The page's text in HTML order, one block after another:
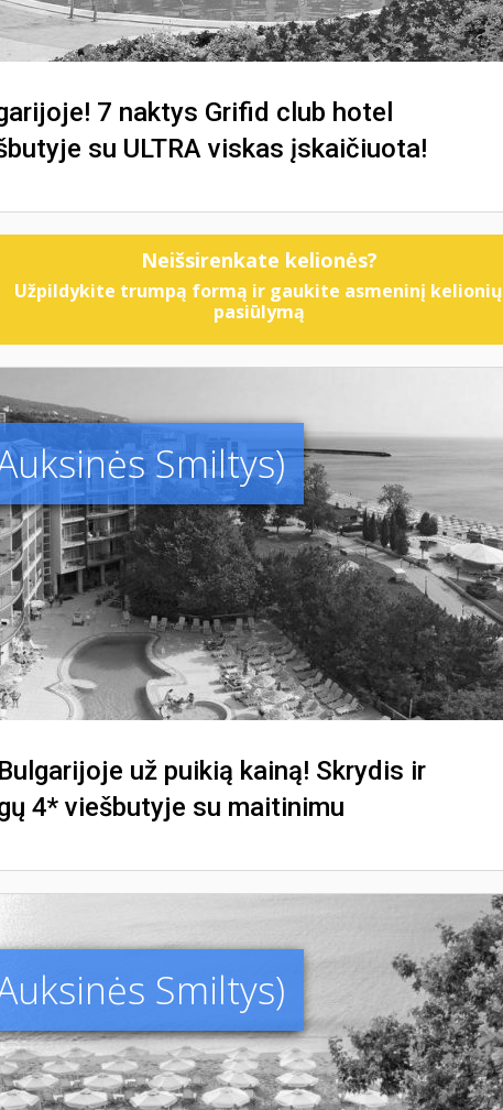
7 naktys Grifid club hotel
su ULTRA viskas įskaičiuota!
Neišsirenkate kelionės?
Užpildykite trumpą formą ir gaukite asmeninį kelionių
pasiūlymą
Smiltys)
už puikią kainą! Skrydis ir
4* viešbutyje su maitinimu
Smiltys)